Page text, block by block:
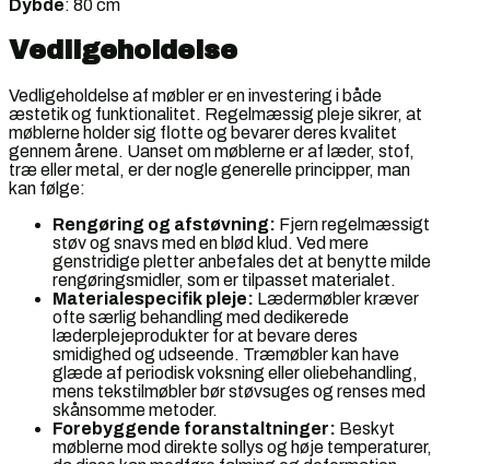
Dybde: 80 cm
Vedligeholdelse
Vedligeholdelse af møbler er en investering i både
æstetik og funktionalitet. Regelmæssig pleje sikrer, at
møblerne holder sig flotte og bevarer deres kvalitet
gennem årene. Uanset om møblerne er af læder, stof,
træ eller metal, er der nogle generelle principper, man
kan følge:
Rengøring og afstøvning: Fjern regelmæssigt
støv og snavs med en blød klud. Ved mere
genstridige pletter anbefales det at benytte milde
rengøringsmidler, som er tilpasset materialet.
Materialespecifik pleje: Lædermøbler kræver
ofte særlig behandling med dedikerede
læderplejeprodukter for at bevare deres
smidighed og udseende. Træmøbler kan have
glæde af periodisk voksning eller oliebehandling,
mens tekstilmøbler bør støvsuges og renses med
skånsomme metoder.
Forebyggende foranstaltninger: Beskyt
møblerne mod direkte sollys og høje temperaturer,